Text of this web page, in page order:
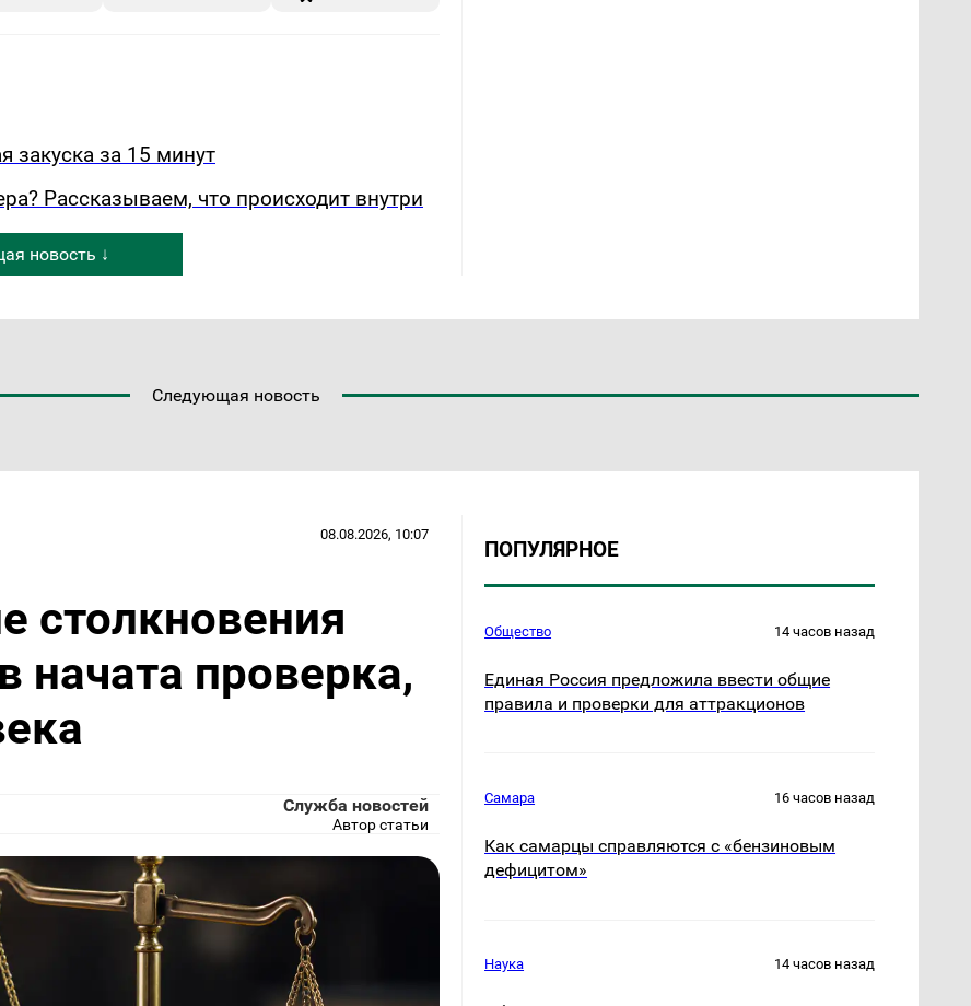
закуска за 15 минут
Рассказываем, что происходит внутри
новость ↓
Следующая новость
08.08.2026, 10:07
столкновения
проверка,
Служба новостей
Автор статьи
ПОПУЛЯРНОЕ
Общество 14 часов назад
Единая Россия предложила ввести общие
правила и проверки для аттракционов
Самара 16 часов назад
Как самарцы справляются с «бензиновым
дефицитом»
Наука 14 часов назад